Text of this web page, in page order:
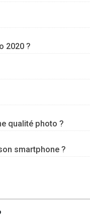
2020 ?
qualité photo ?
smartphone ?